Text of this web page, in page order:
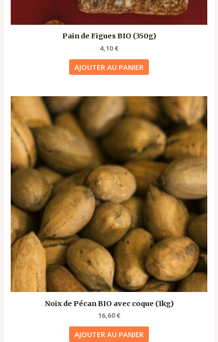
Pain de Figues BIO (350g)
4,10€
AJOUTER AU PANIER
Noix de Pécan BIO avec coque (1kg)
16,60€
AJOUTER AU PANIER